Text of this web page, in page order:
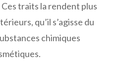
traits la rendent plus
qu’il s’agisse du
chimiques